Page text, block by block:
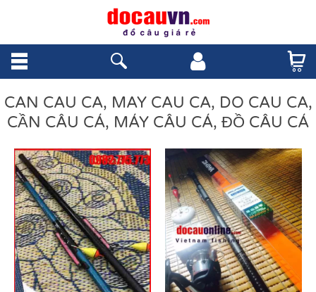
CAN CAU CA, MAY CAU CA, DO CAU CA,
CẦN CÂU CÁ, MÁY CÂU CÁ, ĐỒ CÂU CÁ